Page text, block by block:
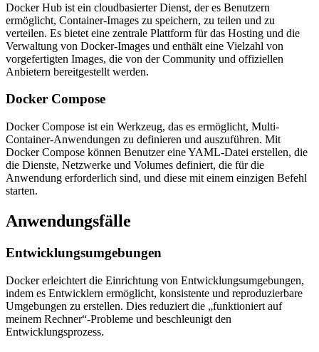
Docker Hub ist ein cloudbasierter Dienst, der es Benutzern
ermöglicht, Container-Images zu speichern, zu teilen und zu
verteilen. Es bietet eine zentrale Plattform für das Hosting und die
Verwaltung von Docker-Images und enthält eine Vielzahl von
vorgefertigten Images, die von der Community und offiziellen
Anbietern bereitgestellt werden.
Docker Compose
Docker Compose ist ein Werkzeug, das es ermöglicht, Multi-
Container-Anwendungen zu definieren und auszuführen. Mit
Docker Compose können Benutzer eine YAML-Datei erstellen, die
die Dienste, Netzwerke und Volumes definiert, die für die
Anwendung erforderlich sind, und diese mit einem einzigen Befehl
starten.
Anwendungsfälle
Entwicklungsumgebungen
Docker erleichtert die Einrichtung von Entwicklungsumgebungen,
indem es Entwicklern ermöglicht, konsistente und reproduzierbare
Umgebungen zu erstellen. Dies reduziert die „funktioniert auf
meinem Rechner“-Probleme und beschleunigt den
Entwicklungsprozess.